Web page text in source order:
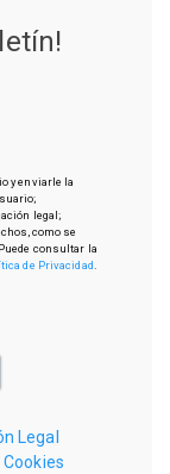
y enviarle la
legal;
como se
consultar la
de Privacidad
Legal